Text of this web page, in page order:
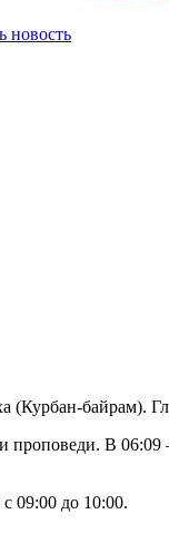
новость
байрам).
В
09:00 до 10:00.